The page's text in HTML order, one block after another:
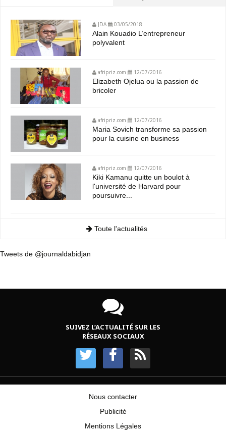
JDA 03/05/2018
Alain Kouadio L’entrepreneur
polyvalent
afripriz.com 12/07/2016
Elizabeth Ojelua ou la passion de
bricoler
afripriz.com 12/07/2016
Maria Sovich transforme sa passion
pour la cuisine en business
afripriz.com 12/07/2016
Kiki Kamanu quitte un boulot à
l'université de Harvard pour
poursuivre...
Toute l'actualités
Tweets de @journaldabidjan
SUIVEZ L’ACTUALITÉ SUR LES
RÉSEAUX SOCIAUX
Nous contacter
Publicité
Mentions Légales